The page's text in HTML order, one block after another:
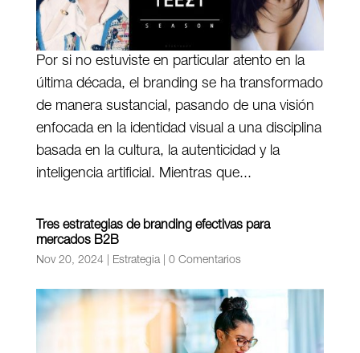
Por si no estuviste en particular atento en la
última década, el branding se ha transformado
de manera sustancial, pasando de una visión
enfocada en la identidad visual a una disciplina
basada en la cultura, la autenticidad y la
inteligencia artificial. Mientras que...
Tres estrategias de branding efectivas para
mercados B2B
Nov 20, 2024| Estrategia| 0 Comentarios